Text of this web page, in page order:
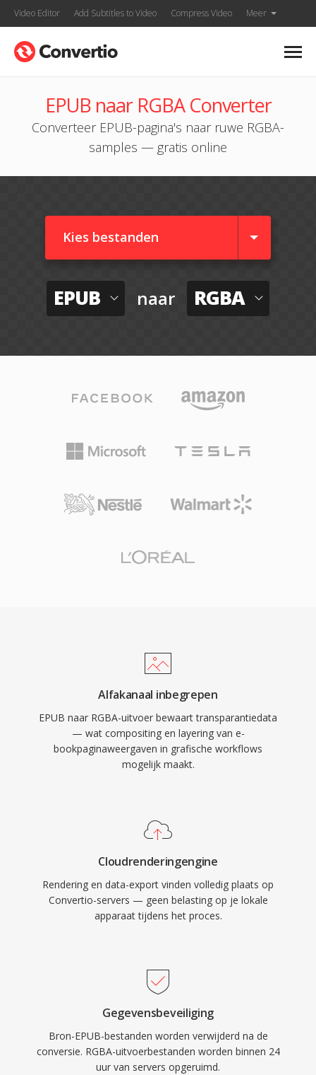
Video Editor Add Subtitles to Video Compress Video Meer
EPUB naar RGBA Converter
Converteer EPUB-pagina's naar ruwe RGBA-
samples — gratis online
Kies bestanden
EPUB naar RGBA
Alfakanaal inbegrepen
EPUB naar RGBA-uitvoer bewaart transparantiedata
— wat compositing en layering van e-
bookpaginaweergaven in grafische workflows
mogelijk maakt.
Cloudrenderingengine
Rendering en data-export vinden volledig plaats op
Convertio-servers — geen belasting op je lokale
apparaat tijdens het proces.
Gegevensbeveiliging
Bron-EPUB-bestanden worden verwijderd na de
conversie. RGBA-uitvoerbestanden worden binnen 24
uur van servers opgeruimd.